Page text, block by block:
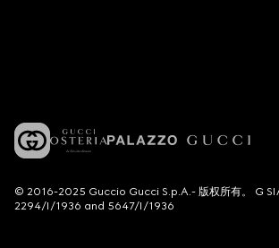
© 2016-2025 Guccio Gucci S.p.A.- 版权所有。 G
2294/I/1936 and 5647/I/1936